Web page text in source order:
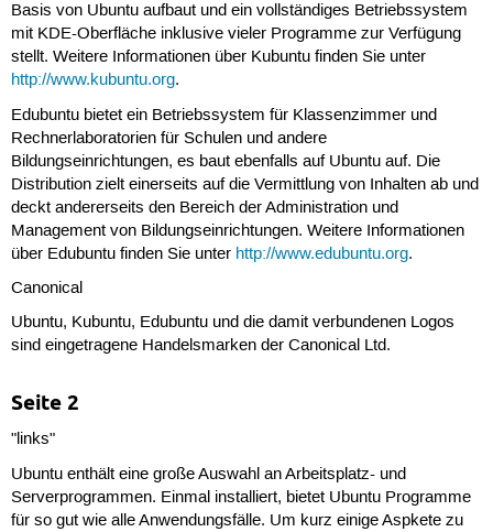
Basis von Ubuntu aufbaut und ein vollständiges Betriebssystem
mit KDE-Oberfläche inklusive vieler Programme zur Verfügung
stellt. Weitere Informationen über Kubuntu finden Sie unter
http://www.kubuntu.org.
Edubuntu bietet ein Betriebssystem für Klassenzimmer und
Rechnerlaboratorien für Schulen und andere
Bildungseinrichtungen, es baut ebenfalls auf Ubuntu auf. Die
Distribution zielt einerseits auf die Vermittlung von Inhalten ab und
deckt andererseits den Bereich der Administration und
Management von Bildungseinrichtungen. Weitere Informationen
über Edubuntu finden Sie unter http://www.edubuntu.org.
Canonical
Ubuntu, Kubuntu, Edubuntu und die damit verbundenen Logos
sind eingetragene Handelsmarken der Canonical Ltd.
Seite 2
"links"
Ubuntu enthält eine große Auswahl an Arbeitsplatz- und
Serverprogrammen. Einmal installiert, bietet Ubuntu Programme
für so gut wie alle Anwendungsfälle. Um kurz einige Aspkete zu